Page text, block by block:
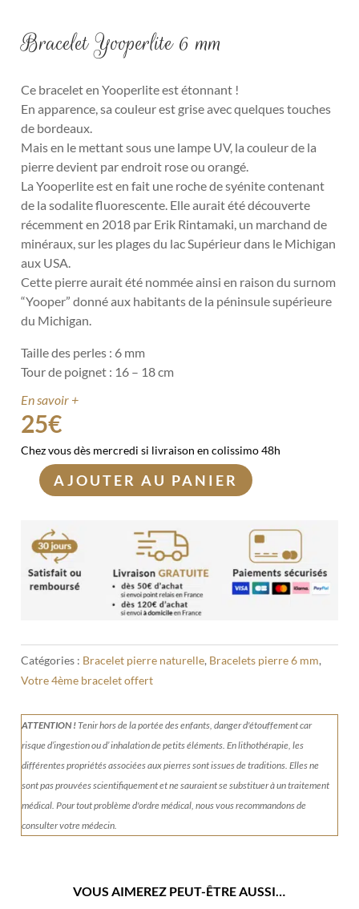
Bracelet Yooperlite 6 mm
Ce bracelet en Yooperlite est étonnant !
En apparence, sa couleur est grise avec quelques touches
de bordeaux.
Mais en le mettant sous une lampe UV, la couleur de la
pierre devient par endroit rose ou orangé.
La Yooperlite est en fait une roche de syénite contenant
de la sodalite fluorescente. Elle aurait été découverte
récemment en 2018 par Erik Rintamaki, un marchand de
minéraux, sur les plages du lac Supérieur dans le Michigan
aux USA.
Cette pierre aurait été nommée ainsi en raison du surnom
“Yooper” donné aux habitants de la péninsule supérieure
du Michigan.
Taille des perles : 6 mm
Tour de poignet : 16 – 18 cm
En savoir +
25€
Chez vous dès mercredi si livraison en colissimo 48h
quantité
Bracelet
Yooperlite
mm
AJOUTER AU PANIER
Catégories : Bracelet pierre naturelle, Bracelets pierre 6 mm,
Votre 4ème bracelet offert
ATTENTION !Tenirhors de la portée des enfants, danger d'étouffement car
risque d’ingestion ou d’ inhalation de petits éléments.En lithothérapie, les
différentes propriétés associées aux pierres sont issues de traditions. Elles ne
sont pas prouvées scientifiquement et ne sauraient se substituer à un traitement
médical. Pour tout problème d'ordre médical, nous vous recommandons de
consulter votre médecin.
VOUS AIMEREZ PEUT-ÊTRE AUSSI…